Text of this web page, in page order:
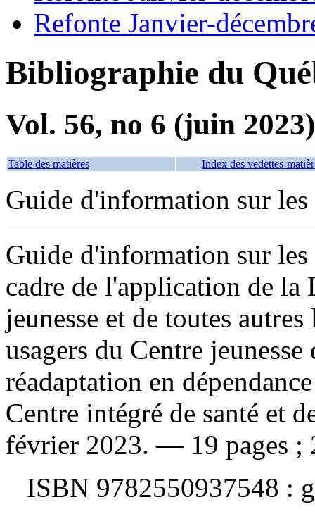
Refonte Janvier-
Bibliographie du
Vol. 56, no 6 (juin 2023)
Table des matières Index des vedettes-
Guide d'information sur les
Guide d'information sur les
cadre de l'application de
jeunesse et de toutes
usagers du Centre
réadaptation en
Centre intégré de santé et
février 2023. — 19 pages ;
ISBN 9782550937548 :